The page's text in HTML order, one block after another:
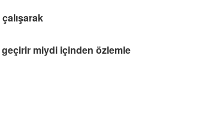
miydi içinden özlemle